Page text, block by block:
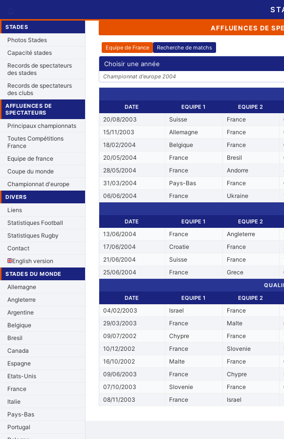
STADES
Photos Stades
Capacité stades
Records de spectateurs
des stades
Records de spectateurs
des clubs
AFFLUENCES DE
SPECTATEURS
Principaux championnats
Toutes Compétitions
France
Equipe de france
Coupe du monde
Championnat d'europe
DIVERS
Liens
Statistiques Football
Statistiques Rugby
Contact
English version
STADES DU MONDE
Allemagne
Angleterre
Argentine
Belgique
Bresil
Canada
Espagne
Etats-Unis
France
Italie
Pays-Bas
Portugal
AFFLUENCES DE
Equipe de France Recherche de matchs
Choisir une année
Championnat d'europe 2004
DATE
EQUIPE 1 EQUIPE 2
20/08/2003 Suisse France
15/11/2003
Allemagne France
18/02/2004
Belgique France
20/05/2004
France Bresil
28/05/2004
France Andorre
31/03/2004
Pays-Bas France
06/06/2004
France Ukraine
DATE
EQUIPE 1 EQUIPE 2
13/06/2004 France Angleterre
17/06/2004
Croatie France
21/06/2004
Suisse France
25/06/2004
France Grece
DATE
EQUIPE 1 EQUIPE 2
04/02/2003 Israel France
29/03/2003
France Malte
09/07/2002
Chypre France
10/12/2002
France Slovenie
16/10/2002
Malte France
09/06/2003
France Chypre
07/10/2003
Slovenie France
08/11/2003
France Israel